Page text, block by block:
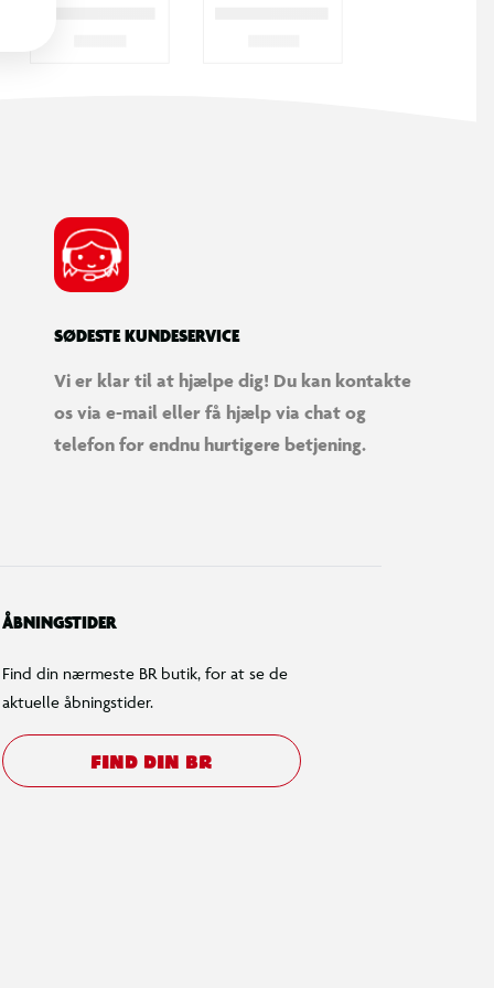
SØDESTE KUNDESERVICE
Vi er klar til at hjælpe dig! Du kan kontakte
os via e-mail eller få hjælp via chat og
telefon for endnu hurtigere betjening.
ÅBNINGSTIDER
Find din nærmeste BR butik, for at se de
aktuelle åbningstider.
FIND DIN BR